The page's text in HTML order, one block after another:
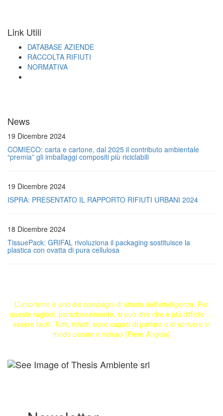
Link Utili
DATABASE AZIENDE
RACCOLTA RIFIUTI
NORMATIVA
News
19 Dicembre 2024
COMIECO: carta e cartone, dal 2025 il contributo ambientale
“premia” gli imballaggi compositi più riciclabili
19 Dicembre 2024
ISPRA: PRESENTATO IL RAPPORTO RIFIUTI URBANI 2024
18 Dicembre 2024
TissuePack: GRIFAL rivoluziona il packaging sostituisce la
plastica con ovatta di pura cellulosa
L’umorismo è uno dei compagni di strada dell’intelligenza. Per
queste ragioni, paradossalmente, si può dire che è più difficile …
essere facili. Tutti, infatti, sono capaci di parlare o di scrivere in
modo oscuro o noioso (Piero Angela)